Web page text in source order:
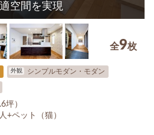
空間を実現
全9枚
外観 シンプルモダン・モダン
坪）
+ペット（猫）